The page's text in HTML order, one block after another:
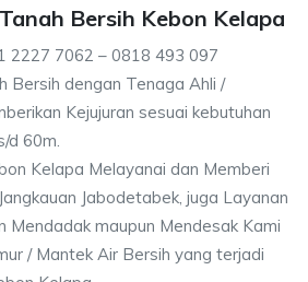
Bersih Kebon Kelapa
2227 7062 – 0818 493 097
Bersih dengan Tenaga Ahli /
Kejujuran sesuai kebutuhan
d 60m.
Kelapa Melayanai dan Memberi
Jabodetabek, juga Layanan
Mendadak maupun Mendesak Kami
/ Mantek Air Bersih yang terjadi